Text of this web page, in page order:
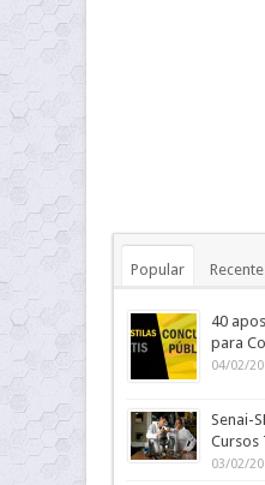
Popular Recente
40
para
04/02/
Senai-
Cursos
03/02/